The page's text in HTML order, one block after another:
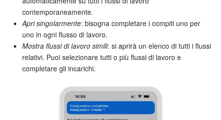
contemporaneamente.
Apri singolarmente: bisogna completare i compiti uno per
uno in ogni flusso di lavoro.
Mostra flussi di lavoro simili: si aprirà un elenco di tutti i flussi
relativi. Puoi selezionare tutti o più flussi di lavoro e
completare gli incarichi.